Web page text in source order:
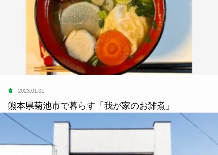
食 2023.01.01
熊本県菊池市で暮らす「我が家のお雑煮」